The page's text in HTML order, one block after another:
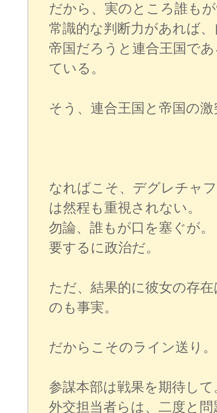
だから、実のところ誰も
常識的な判断力があれば
帝国だろうと連合王国で
ている。
そう、連合王国と帝国の
なればこそ、デグレチャ
は然程も重視されない。
勿論、誰もが口を塞ぐが。
要するに政治だ。
ただ、結果的に彼女の存
のも事実。
だからこそのライン送り。
参謀本部は戦果を期待して
外交担当者らは、二度と